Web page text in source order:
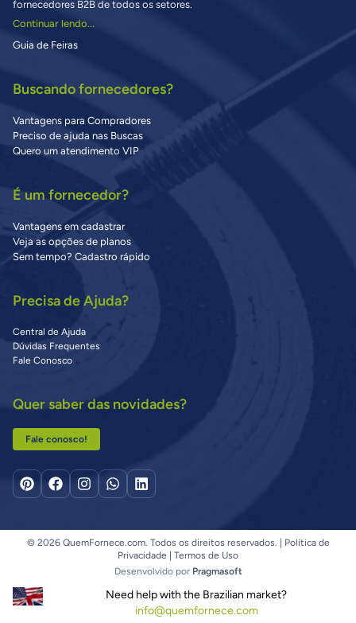
fornecedores B2B de todos os setores.
Continuar lendo...
Guia de Feiras
Buscando fornecedores?
Vantagens para Compradores
Preciso de ajuda nas Buscas
Quero um atendimento VIP
É um fornecedor?
Vantagens em cadastrar
Veja as opções de planos
Sem tempo? Cadastro rápido
Precisa de Ajuda?
Central de Ajuda
Dúvidas Frequentes
Fale Conosco
Quer saber das novidades?
Fale conosco!
© 2026 QuemFornece.com. Todos os direitos reservados. |
Política de
Privacidade
Termos de Uso
Desenvolvido por Pragmasoft
Need help with the Brazilian market?
info@quemfornece.com